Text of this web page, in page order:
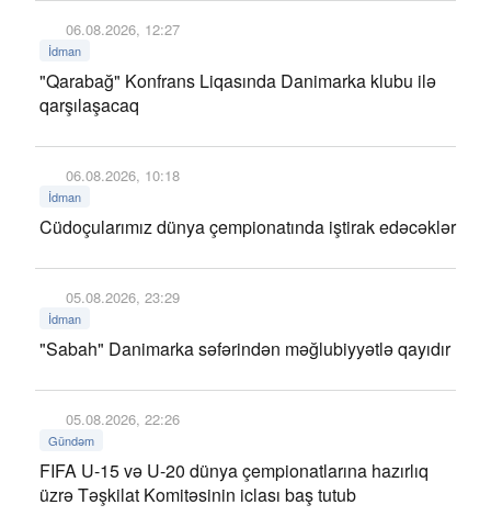
06.08.2026, 12:27
İdman
"Qarabağ" Konfrans Liqasında Danimarka klubu ilə
qarşılaşacaq
06.08.2026, 10:18
İdman
Cüdoçularımız dünya çempionatında iştirak edəcəklər
05.08.2026, 23:29
İdman
"Sabah" Danimarka səfərindən məğlubiyyətlə qayıdır
05.08.2026, 22:26
Gündəm
FIFA U-15 və U-20 dünya çempionatlarına hazırlıq
üzrə Təşkilat Komitəsinin iclası baş tutub